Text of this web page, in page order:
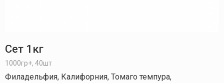
Сет 1кг
1000гр+, 40шт
Филадельфия, Калифорния, Томаго темпура,